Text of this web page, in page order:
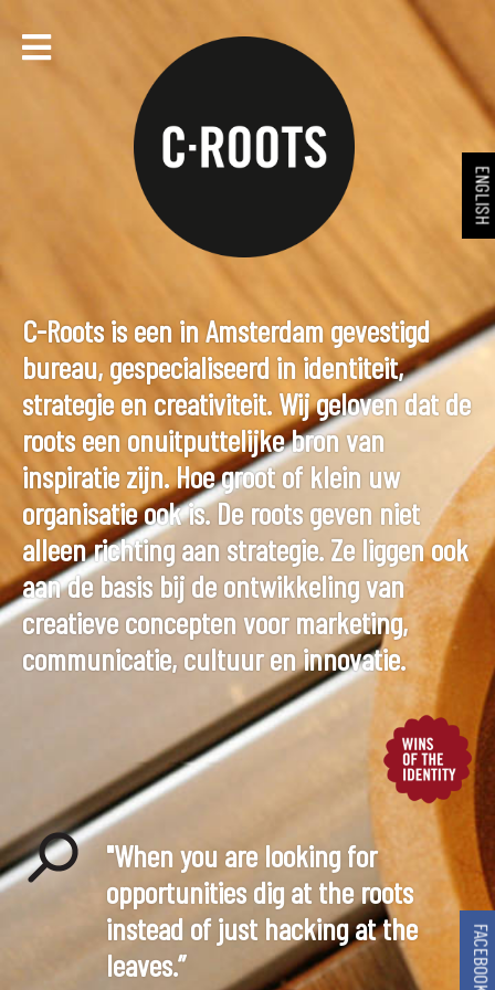
ENGLISH
FACEBOOK
C-Roots is een in Amsterdam gevestigd
bureau, gespecialiseerd in identiteit,
strategie en creativiteit. Wij geloven dat de
roots een onuitputtelijke bron van
inspiratie zijn. Hoe groot of klein uw
organisatie ook is. De roots geven niet
alleen richting aan strategie. Ze liggen ook
aan de basis bij de ontwikkeling van
creatieve concepten voor marketing,
communicatie, cultuur en innovatie.
"When you are looking for
opportunities dig at the roots
instead of just hacking at the
leaves.”